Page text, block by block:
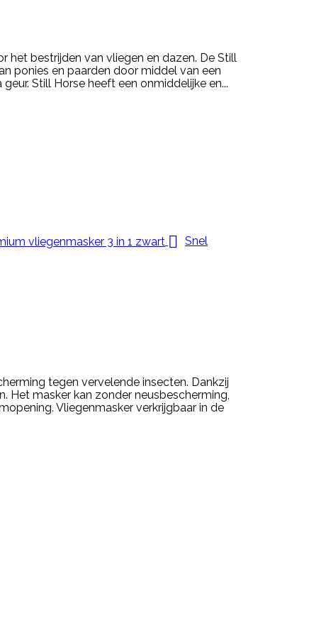
het bestrijden van vliegen en dazen. De Still
ponies en paarden door middel van een
Still Horse heeft een onmiddelijke en...
 Snel
tegen vervelende insecten. Dankzij
Het masker kan zonder neusbescherming,
Vliegenmasker verkrijgbaar in de